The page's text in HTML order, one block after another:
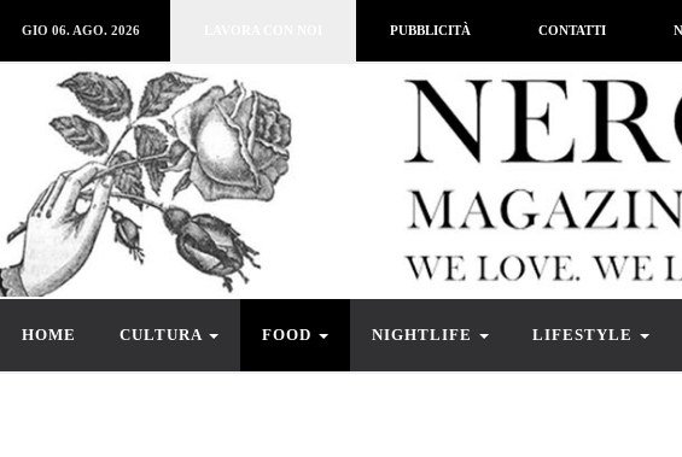
GIO 06. AGO. 2026 PUBBLICITÀ CONTATTI
HOME CULTURA FOOD NIGHTLIFE LIFESTYLE